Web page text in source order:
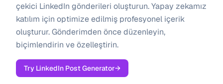
çekici LinkedIn gönderileri oluşturun. Yapay zekamız
katılım için optimize edilmiş profesyonel içerik
oluşturur. Gönderimden önce düzenleyin,
biçimlendirin ve özelleştirin.
Try LinkedIn Post Generator→